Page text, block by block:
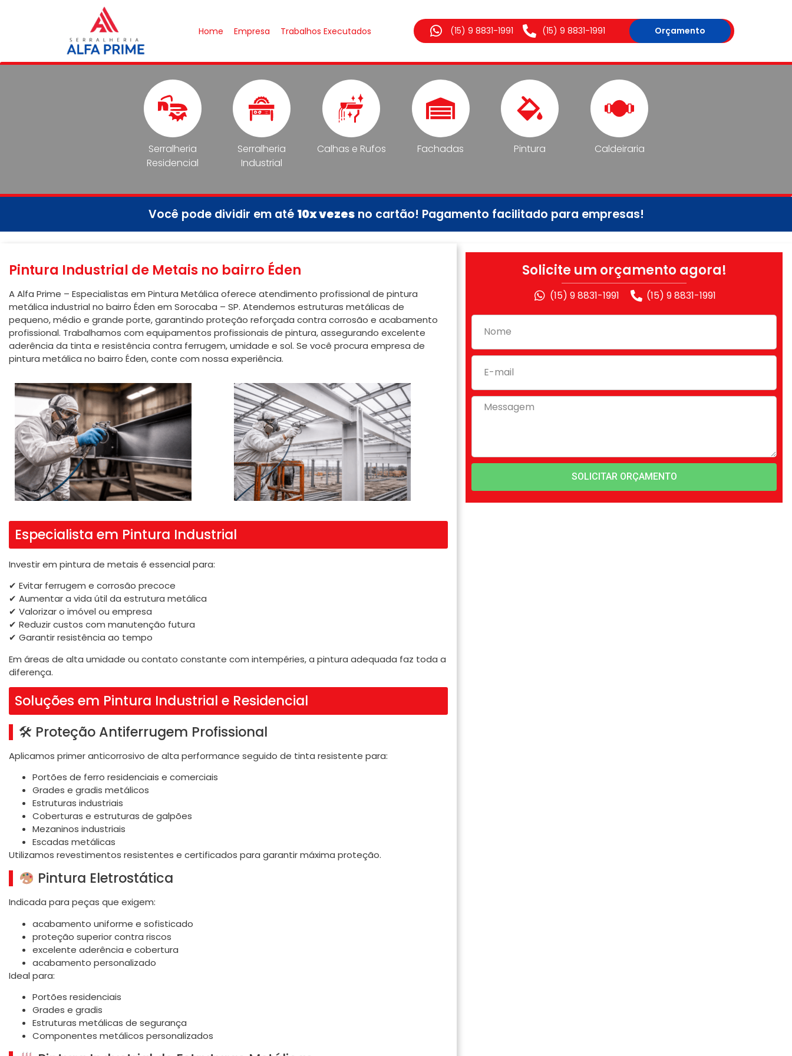
Home Empresa Trabalhos Executados (15) 9 8831-1991 (15) 9 8831-1991 Orçamento
Serralheria
Residencial
Serralheria
Industrial
Calhas e Rufos Fachadas Pintura Caldeiraria
Você pode dividir em até 10x vezesno cartão! Pagamento facilitado para empresas!
Pintura Industrial de Metais no bairro Éden
A Alfa Prime – Especialistas em Pintura Metálica oferece atendimento profissional de pintura
metálica industrial no bairro Éden em Sorocaba – SP. Atendemos estruturas metálicas de
pequeno, médio e grande porte, garantindo proteção reforçada contra corrosão e acabamento
profissional. Trabalhamos com equipamentos profissionais de pintura, assegurando excelente
aderência da tinta e resistência contra ferrugem, umidade e sol. Se você procura empresa de
pintura metálica no bairro Éden, conte com nossa experiência.
Especialista em Pintura Industrial
Investir em pintura de metais é essencial para:
✔ Evitar ferrugem e corrosão precoce
✔ Aumentar a vida útil da estrutura metálica
✔ Valorizar o imóvel ou empresa
✔ Reduzir custos com manutenção futura
✔ Garantir resistência ao tempo
Em áreas de alta umidade ou contato constante com intempéries, a pintura adequada faz toda a
diferença.
Soluções em Pintura Industrial e Residencial
🛠 Proteção Antiferrugem Profissional
Aplicamos primer anticorrosivo de alta performance seguido de tinta resistente para:
Portões de ferro residenciais e comerciais
Grades e gradis metálicos
Estruturas industriais
Coberturas e estruturas de galpões
Mezaninos industriais
Escadas metálicas
Utilizamos revestimentos resistentes e certificados para garantir máxima proteção.
Pintura Eletrostática
Indicada para peças que exigem:
acabamento uniforme e sofisticado
proteção superior contra riscos
excelente aderência e cobertura
acabamento personalizado
Ideal para:
Portões residenciais
Grades e gradis
Estruturas metálicas de segurança
Componentes metálicos personalizados
Solicite um orçamento agora!
(15) 9 8831-1991 (15) 9 8831-1991
SOLICITAR ORÇAMENTO